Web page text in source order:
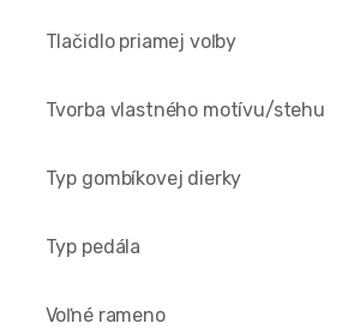
Tlačidlo priamej voľby
Tvorba vlastného motívu/stehu
Typ gombíkovej dierky
Typ pedála
Voľné rameno